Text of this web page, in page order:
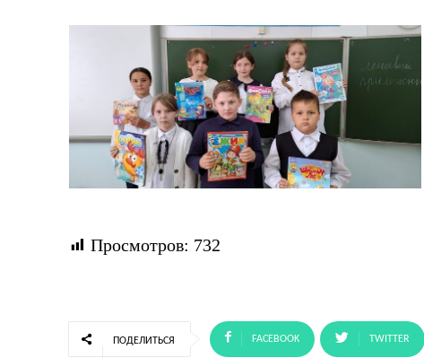
Просмотров: 732
ПОДЕЛИТЬСЯ FACEBOOK TWITTER